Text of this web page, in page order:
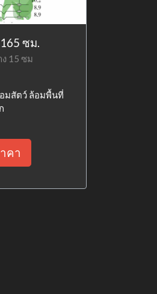
ซม.
15 ซม
มสัตว์ ล้อมพื้นที่
คา